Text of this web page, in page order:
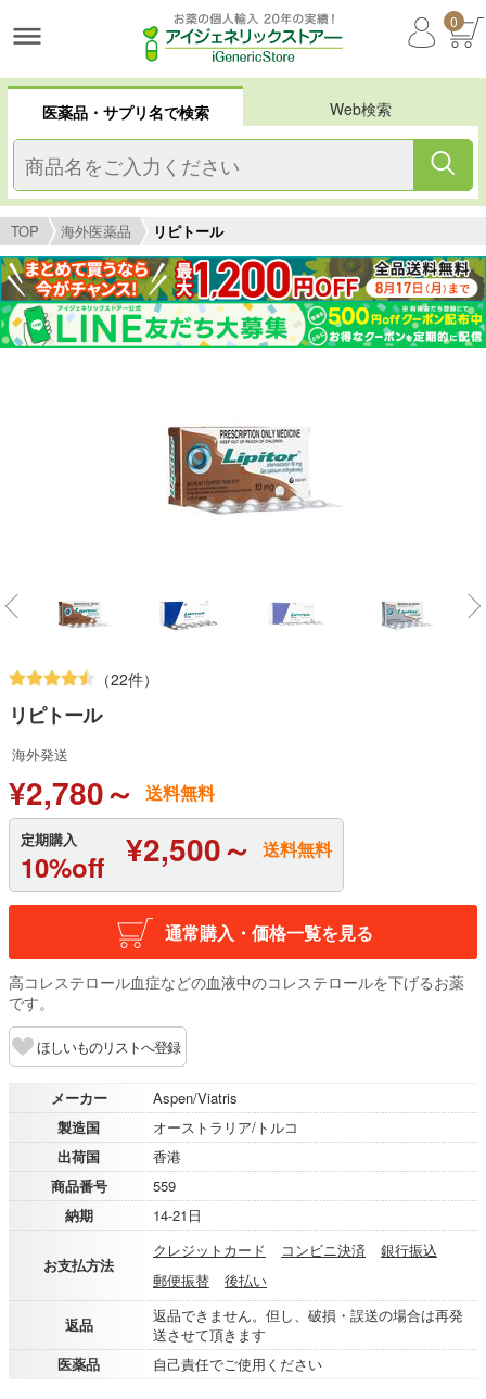
0
医薬品・サプリ名で検索 Web検索
TOP 海外医薬品 リピトール
（22件）
リピトール
海外発送
¥2,780～ 送料無料
定期購入
10%off ¥2,500～ 送料無料
通常購入・価格一覧を見る
高コレステロール血症などの血液中のコレステロールを下げるお薬
です。
ほしいものリストへ登録
メーカー
Aspen/Viatris
製造国
オーストラリア/トルコ
出荷国
香港
商品番号
559
納期
14-21日
お支払方法
クレジットカード コンビニ決済
銀行振込
郵便振替
後払い
返品
返品できません。但し、破損・誤送の場合は再発
送させて頂きます
医薬品
自己責任でご使用ください